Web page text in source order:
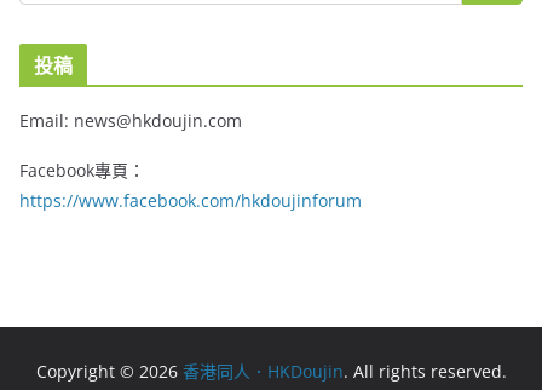
投稿
Email: news@hkdoujin.com
Facebook專頁：
https://www.facebook.com/hkdoujinforum
Copyright © 2026 香港同人．HKDoujin. All rights reserved.